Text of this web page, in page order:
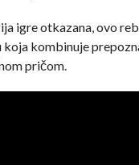
igre otkazana, ovo
kombinuje
pričom.